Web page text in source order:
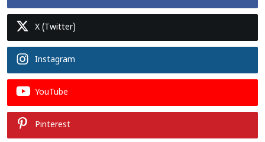
X (Twitter)
Instagram
YouTube
Pinterest